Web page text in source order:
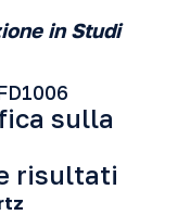
in Studi
sulla
risultati